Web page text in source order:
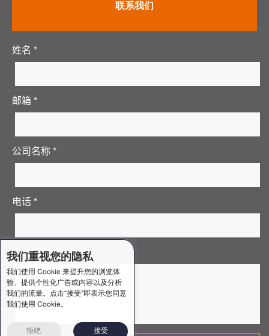
我们重视您的隐私
我们使用 Cookie 来提升您的浏览体
验、提供个性化广告或内容以及分析
我们的流量。点击“接受”即表示您同意
我们使用 Cookie。
拒绝 接受
联系我们
姓名 *
邮箱 *
公司名称 *
电话 *
需求说明 *